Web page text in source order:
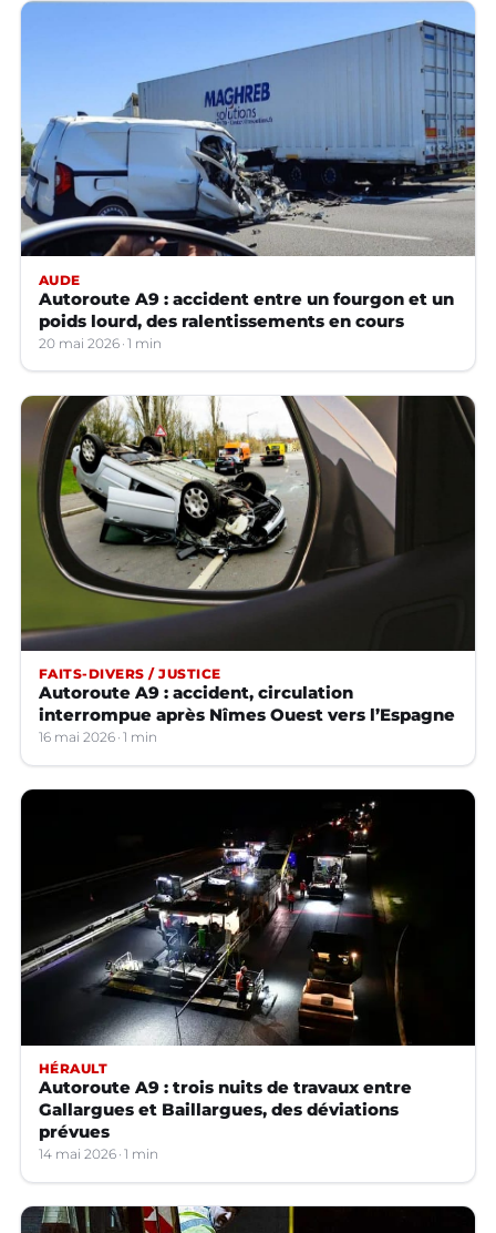
AUDE
Autoroute A9 : accident entre un fourgon et un
poids lourd, des ralentissements en cours
20 mai 2026 1 min
FAITS-DIVERS / JUSTICE
Autoroute A9 : accident, circulation
interrompue après Nîmes Ouest vers l’Espagne
16 mai 2026 1 min
HÉRAULT
Autoroute A9 : trois nuits de travaux entre
Gallargues et Baillargues, des déviations
prévues
14 mai 2026 1 min